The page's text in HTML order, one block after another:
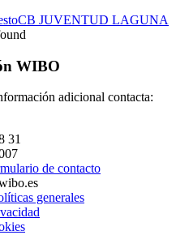
CB JUVENTUD LAGUNA
WIBO
adicional contacta:
31
de contacto
generales